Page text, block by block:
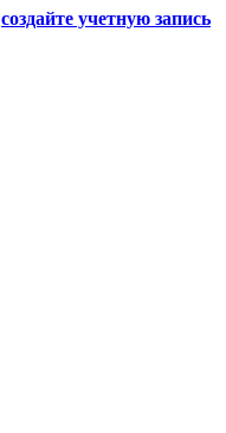
создайте учетную запись